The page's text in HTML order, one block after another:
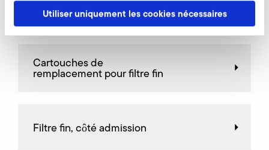
Utiliser uniquement les cookies nécessaires
Soupapes de décharge
Cartouches de
remplacement pour filtre fin
Filtre fin, côté admission